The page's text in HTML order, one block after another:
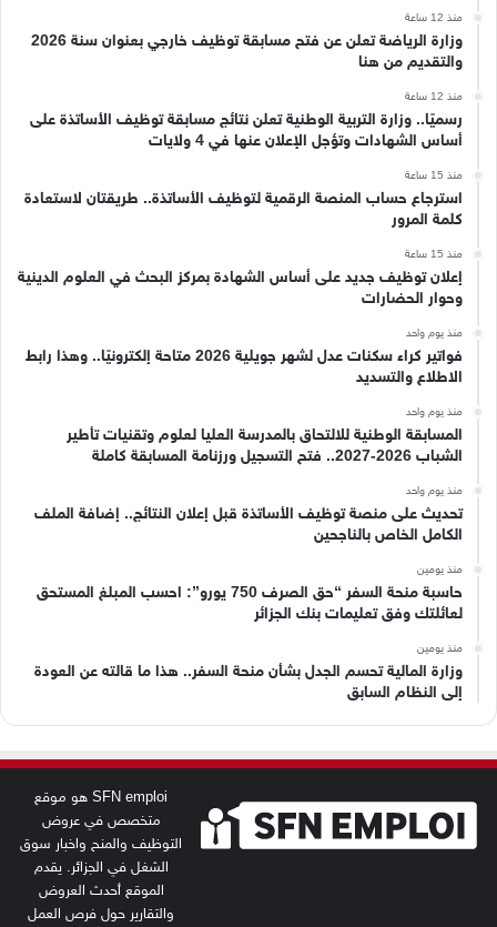
منذ 12 ساعة
وزارة الرياضة تعلن عن فتح مسابقة توظيف خارجي بعنوان سنة 2026
والتقديم من هنا
منذ 12 ساعة
رسميًا.. وزارة التربية الوطنية تعلن نتائج مسابقة توظيف الأساتذة على
أساس الشهادات وتؤجل الإعلان عنها في 4 ولايات
منذ 15 ساعة
استرجاع حساب المنصة الرقمية لتوظيف الأساتذة.. طريقتان لاستعادة
كلمة المرور
منذ 15 ساعة
إعلان توظيف جديد على أساس الشهادة بمركز البحث في العلوم الدينية
وحوار الحضارات
منذ يوم واحد
فواتير كراء سكنات عدل لشهر جويلية 2026 متاحة إلكترونيًا.. وهذا رابط
الاطلاع والتسديد
منذ يوم واحد
المسابقة الوطنية للالتحاق بالمدرسة العليا لعلوم وتقنيات تأطير
الشباب 2026-2027.. فتح التسجيل ورزنامة المسابقة كاملة
منذ يوم واحد
تحديث على منصة توظيف الأساتذة قبل إعلان النتائج.. إضافة الملف
الكامل الخاص بالناجحين
منذ يومين
حاسبة منحة السفر “حق الصرف 750 يورو”: احسب المبلغ المستحق
لعائلتك وفق تعليمات بنك الجزائر
منذ يومين
وزارة المالية تحسم الجدل بشأن منحة السفر.. هذا ما قالته عن العودة
إلى النظام السابق
SFN emploi هو موقع
متخصص في عروض
التوظيف والمنح واخبار سوق
الشغل في الجزائر. يقدم
الموقع أحدث العروض
والتقارير حول فرص العمل